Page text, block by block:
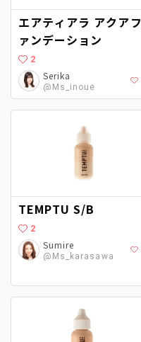
エアティアラ アクアフ
ァンデーション
2
Serika
@Ms_inoue
TEMPTU S/B
2
Sumire
@Ms_karasawa